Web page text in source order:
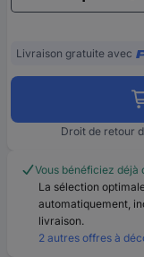
Livraison gratuite avec
Droit de retour
Vous bénéficiez déjà
La sélection
automatiquement,
livraison.
2 autres offres à